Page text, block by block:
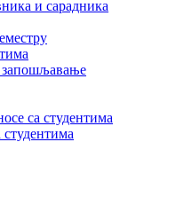
и сарадника
запошљавање
са студентима